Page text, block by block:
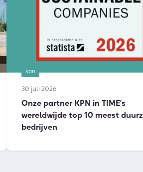
kpn
30 juli 2026
Onze partner KPN in TIME's
wereldwijde top 10 meest
bedrijven